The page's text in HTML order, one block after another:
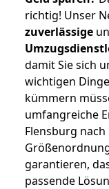
richtig! Unser
zuverlässige
damit Sie sich
wichtigen
kümmern
umfangreiche
Flensburg
garantieren,
passende